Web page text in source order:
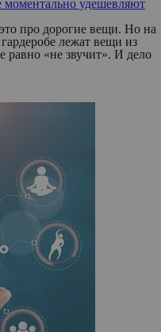
удешевляют
про дорогие вещи. Но на
лежат вещи из
равно «не звучит». И дело